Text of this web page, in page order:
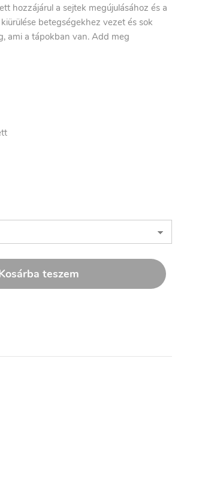
hozzájárul a sejtek megújulásához és a
betegségekhez vezet és sok
ami a tápokban van. Add meg
teszem